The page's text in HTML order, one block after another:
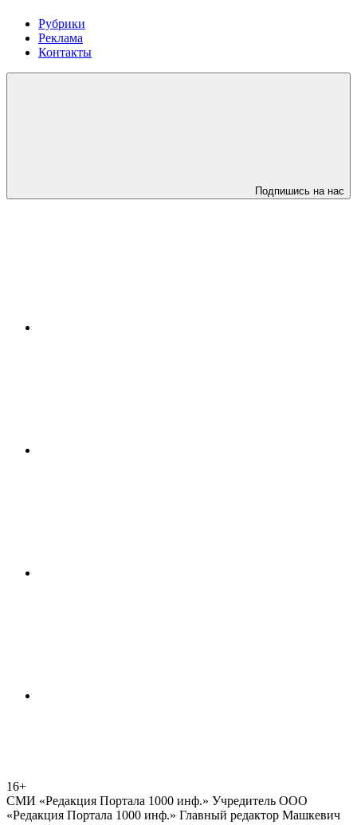
Рубрики
Реклама
Контакты
Подпишись на нас
16+
СМИ «Редакция Портала 1000 инф.» Учредитель ООО
«Редакция Портала 1000 инф.» Главный редактор Машкевич